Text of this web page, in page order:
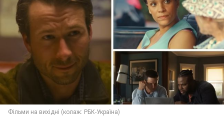
Фільми на вихідні (колаж: РБК-Україна)